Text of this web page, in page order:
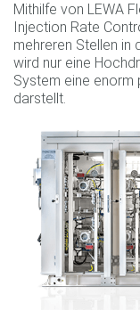
Mithilfe von LEWA
Injection Rate
mehreren Stellen in
wird nur eine
System eine enorm
darstellt.